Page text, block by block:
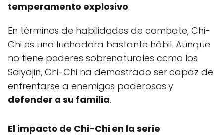
temperamento explosivo.
En términos de habilidades de combate, Chi-
Chi es una luchadora bastante hábil. Aunque
no tiene poderes sobrenaturales como los
Saiyajin, Chi-Chi ha demostrado ser capaz de
enfrentarse a enemigos poderosos y
defender a su familia.
El impacto de Chi-Chi en la serie